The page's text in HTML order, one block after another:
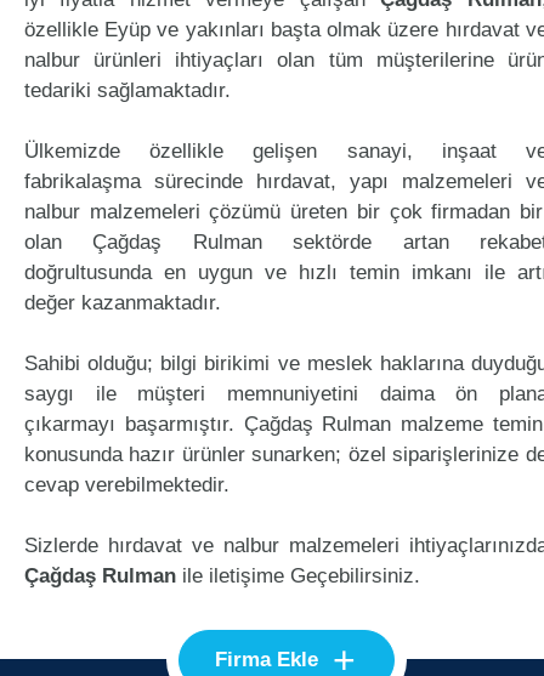
özellikle Eyüp ve yakınları başta olmak üzere hırdavat
nalbur ürünleri ihtiyaçları olan tüm müşterilerine
tedariki sağlamaktadır.
Ülkemizde özellikle gelişen sanayi, inşaat
fabrikalaşma sürecinde hırdavat, yapı malzemeleri
nalbur malzemeleri çözümü üreten bir çok firmadan
olan Çağdaş Rulman sektörde artan
doğrultusunda en uygun ve hızlı temin imkanı ile
değer kazanmaktadır.
Sahibi olduğu; bilgi birikimi ve meslek haklarına
saygı ile müşteri memnuniyetini daima ön
çıkarmayı başarmıştır. Çağdaş Rulman malzeme
konusunda hazır ürünler sunarken; özel siparişlerinize
cevap verebilmektedir.
Sizlerde hırdavat ve nalbur malzemeleri
Çağdaş Rulman ile iletişime Geçebilirsiniz.
Firma Ekle +